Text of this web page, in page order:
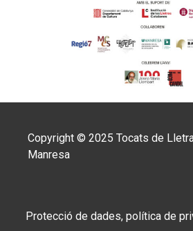
Copyright © 2025 Tocats de
Manresa
Protecció de dades, política de